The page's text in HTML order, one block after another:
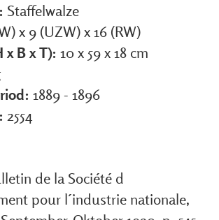
Staffelwalze
x 9 (UZW) x 16 (RW)
x B x T): 10 x 59 x 18 cm
1889 - 1896
2554
de la Société d
pour l´industrie nationale,